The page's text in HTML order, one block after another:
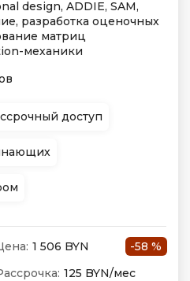
design, ADDIE, SAM,
разработка оценочных
матриц
механики
доступ
1 506 BYN
-58 %
125 BYN/мес